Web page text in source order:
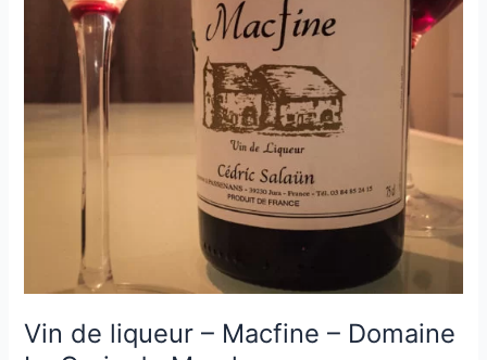
Vin de liqueur – Macfine – Domaine